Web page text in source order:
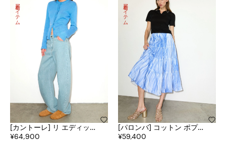
[カントーレ] リ エディット
バレル レッグ ジーンズ
¥64,900
新着アイテム
[パロンバ] コットン ポプリ
ン カローラ ミディ スカー
¥59,400
新着アイテム